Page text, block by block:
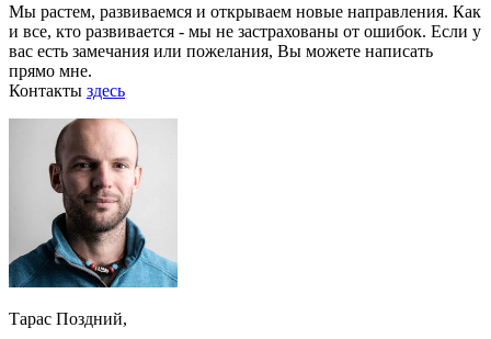
Мы растем, развиваемся и открываем новые направления. Как
и все, кто развивается - мы не застрахованы от ошибок. Если у
вас есть замечания или пожелания, Вы можете написать
прямо мне.
Контакты здесь
Тарас Поздний,